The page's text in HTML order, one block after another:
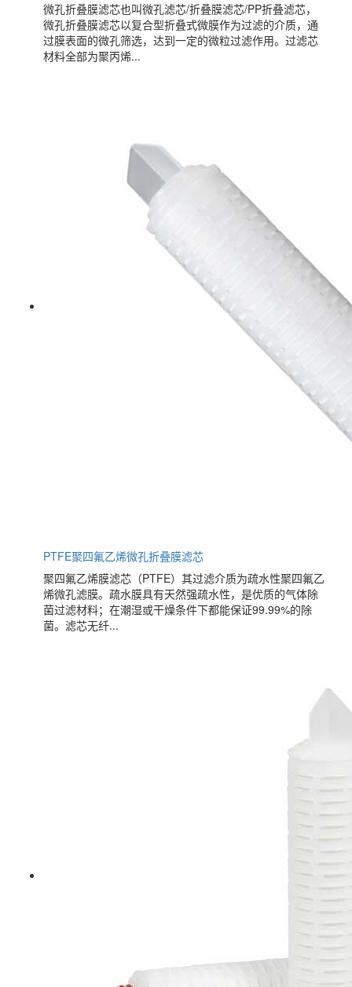
微孔折叠膜滤芯也叫微孔滤芯/折叠膜滤芯/PP折叠滤芯，
微孔折叠膜滤芯以复合型折叠式微膜作为过滤的介质，通
过膜表面的微孔筛选，达到一定的微粒过滤作用。过滤芯
材料全部为聚丙烯...
PTFE聚四氟乙烯微孔折叠膜滤芯
聚四氟乙烯膜滤芯（PTFE）其过滤介质为疏水性聚四氟乙
烯微孔滤膜。疏水膜具有天然强疏水性，是优质的气体除
菌过滤材料；在潮湿或干燥条件下都能保证99.99%的除
菌。滤芯无纤...